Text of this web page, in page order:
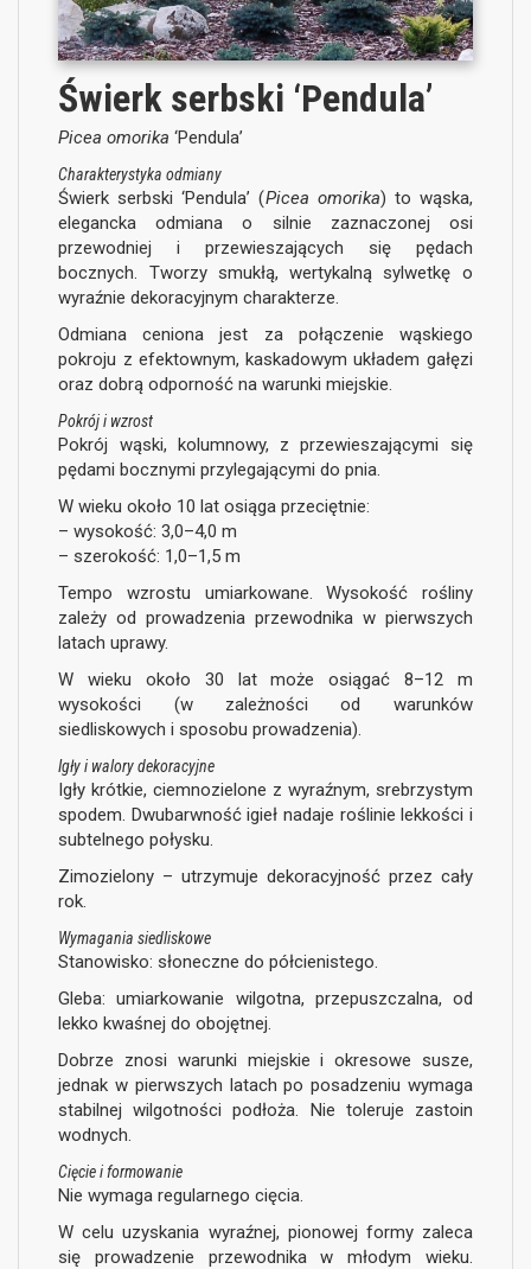
Świerk serbski ‘Pendula’
Picea omorika ‘Pendula’
Charakterystyka odmiany
Świerk serbski ‘Pendula’ (Picea omorika) to wąska,
elegancka odmiana o silnie zaznaczonej osi
przewodniej i przewieszających się pędach
bocznych. Tworzy smukłą, wertykalną sylwetkę o
wyraźnie dekoracyjnym charakterze.
Odmiana ceniona jest za połączenie wąskiego
pokroju z efektownym, kaskadowym układem gałęzi
oraz dobrą odporność na warunki miejskie.
Pokrój i wzrost
Pokrój wąski, kolumnowy, z przewieszającymi się
pędami bocznymi przylegającymi do pnia.
W wieku około 10 lat osiąga przeciętnie:
– wysokość: 3,0–4,0 m
– szerokość: 1,0–1,5 m
Tempo wzrostu umiarkowane. Wysokość rośliny
zależy od prowadzenia przewodnika w pierwszych
latach uprawy.
W wieku około 30 lat może osiągać 8–12 m
wysokości (w zależności od warunków
siedliskowych i sposobu prowadzenia).
Igły i walory dekoracyjne
Igły krótkie, ciemnozielone z wyraźnym, srebrzystym
spodem. Dwubarwność igieł nadaje roślinie lekkości i
subtelnego połysku.
Zimozielony – utrzymuje dekoracyjność przez cały
rok.
Wymagania siedliskowe
Stanowisko: słoneczne do półcienistego.
Gleba: umiarkowanie wilgotna, przepuszczalna, od
lekko kwaśnej do obojętnej.
Dobrze znosi warunki miejskie i okresowe susze,
jednak w pierwszych latach po posadzeniu wymaga
stabilnej wilgotności podłoża. Nie toleruje zastoin
wodnych.
Cięcie i formowanie
Nie wymaga regularnego cięcia.
W celu uzyskania wyraźnej, pionowej formy zaleca
się prowadzenie przewodnika w młodym wieku.